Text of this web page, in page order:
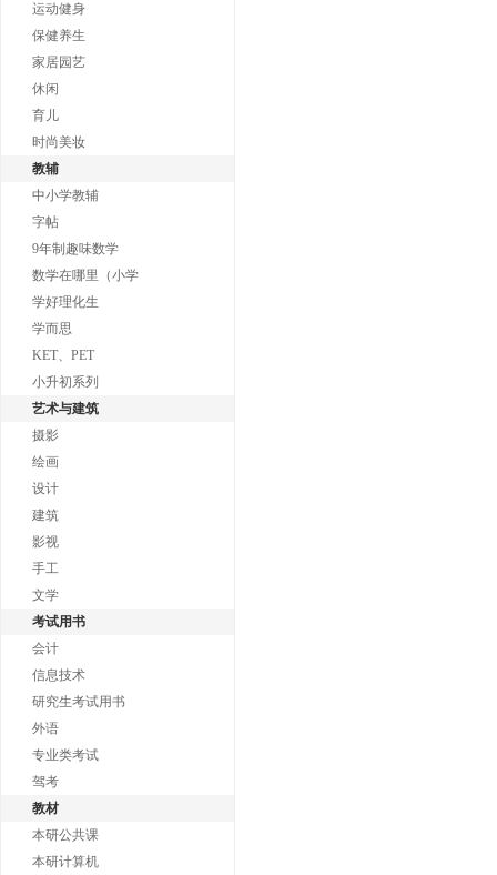
运动健身
保健养生
家居园艺
休闲
育儿
时尚美妆
教辅
中小学教辅
字帖
9年制趣味数学
数学在哪里（小学
学好理化生
学而思
KET、PET
小升初系列
艺术与建筑
摄影
绘画
设计
建筑
影视
手工
文学
考试用书
会计
信息技术
研究生考试用书
外语
专业类考试
驾考
教材
本研公共课
本研计算机